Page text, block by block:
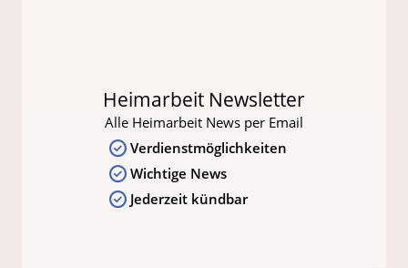
Heimarbeit Newsletter
Alle Heimarbeit News per Email
Verdienstmöglichkeiten
Wichtige News
Jederzeit kündbar